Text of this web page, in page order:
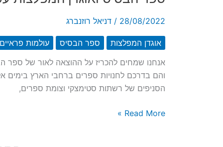
28/08/2022
/ דניאל רוזנברג
אוגדן המפלצות ספר הבסיס עולמות פראיים
והם בדרכם לחנויות ספרים ברחבי הארץ
הסניפים של רשתות סטימצקי וצומת ספרים,
ספר
Read More »